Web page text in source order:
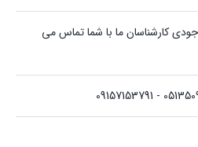
کارشناسان ما با شما تماس می